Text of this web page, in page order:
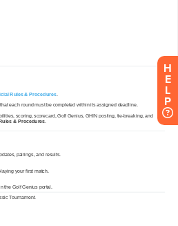
H
E
L
P